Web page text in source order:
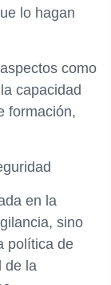
lo hagan
como
capacidad
formación,
en la
sino
política de
de la